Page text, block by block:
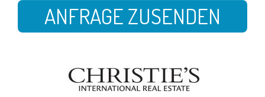
ANFRAGE ZUSENDEN